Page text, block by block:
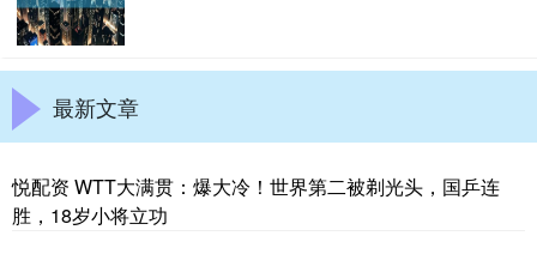
最新文章
悦配资 WTT大满贯：爆大冷！世界第二被剃光头，国乒连
胜，18岁小将立功